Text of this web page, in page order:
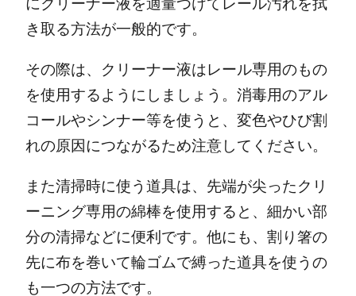
にクリーナー液を適量つけてレール汚れを拭
き取る方法が一般的です。
その際は、クリーナー液はレール専用のもの
を使用するようにしましょう。消毒用のアル
コールやシンナー等を使うと、変色やひび割
れの原因につながるため注意してください。
また清掃時に使う道具は、先端が尖ったクリ
ーニング専用の綿棒を使用すると、細かい部
分の清掃などに便利です。他にも、割り箸の
先に布を巻いて輪ゴムで縛った道具を使うの
も一つの方法です。